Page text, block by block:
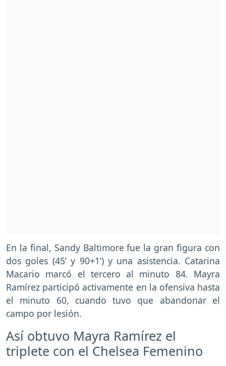
En la final, Sandy Baltimore fue la gran figura con
dos goles (45’ y 90+1’) y una asistencia. Catarina
Macario marcó el tercero al minuto 84. Mayra
Ramírez participó activamente en la ofensiva hasta
el minuto 60, cuando tuvo que abandonar el
campo por lesión.
Así obtuvo Mayra Ramírez el
triplete con el Chelsea Femenino